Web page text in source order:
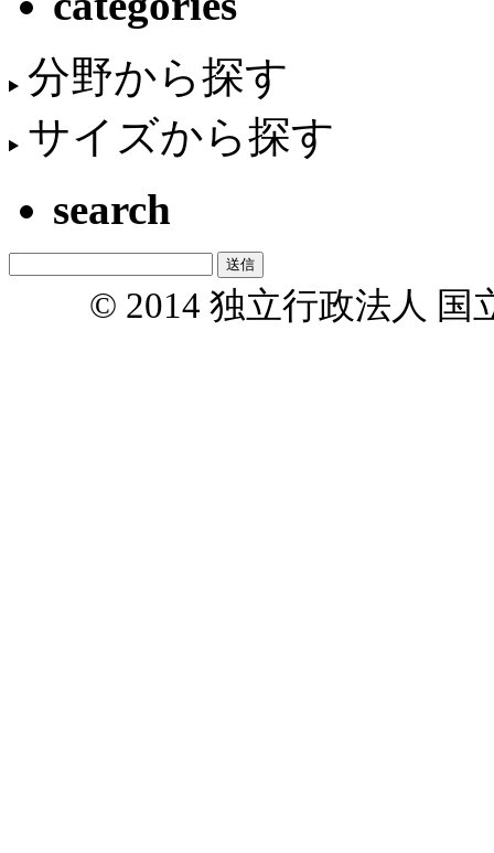
分野から探す
サイズから探す
search
© 2014 独立行政法人 国